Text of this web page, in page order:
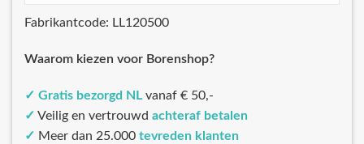
Fabrikantcode: LL120500
Waarom kiezen voor Borenshop?
✓ Gratis bezorgd NL vanaf € 50,-
✓ Veilig en vertrouwd achteraf betalen
✓ Meer dan 25.000 tevreden klanten